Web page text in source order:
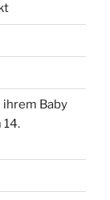
ihrem Baby
14.